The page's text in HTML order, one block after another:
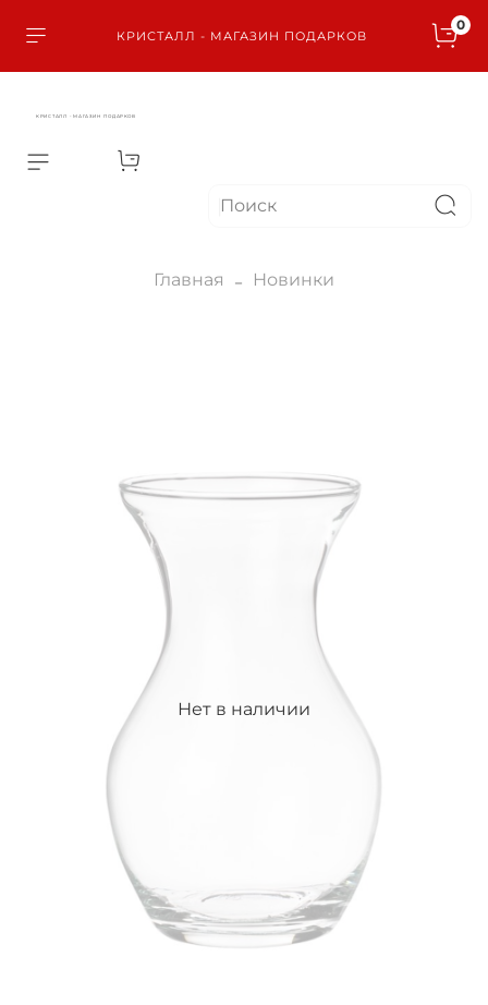
КРИСТАЛЛ - МАГАЗИН ПОДАРКОВ
0
КРИСТАЛЛ - МАГАЗИН ПОДАРКОВ
Главная Новинки
Нет в наличии